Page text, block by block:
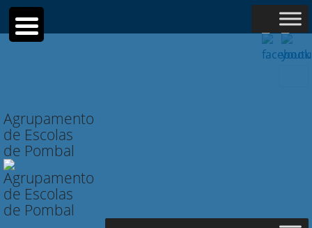
Agrupamento
de Escolas
de Pombal